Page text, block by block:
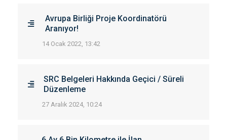
Avrupa Birliği Proje Koordinatörü
Aranıyor!
14 Ocak 2022, 13:42
SRC Belgeleri Hakkında Geçici / Süreli
Düzenleme
27 Aralık 2024, 10:24